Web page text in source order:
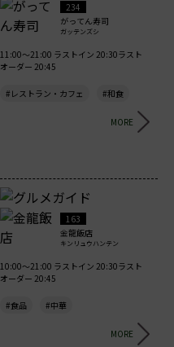
234
がってん寿司
ガッテンズシ
11:00～21:00 ラストイン 20:30ラスト
オーダー 20:45
#レストラン・カフェ #和食
MORE
163
金龍飯店
キンリュウハンテン
10:00～21:00 ラストイン 20:30ラスト
オーダー 20:45
#食品 #中華
MORE